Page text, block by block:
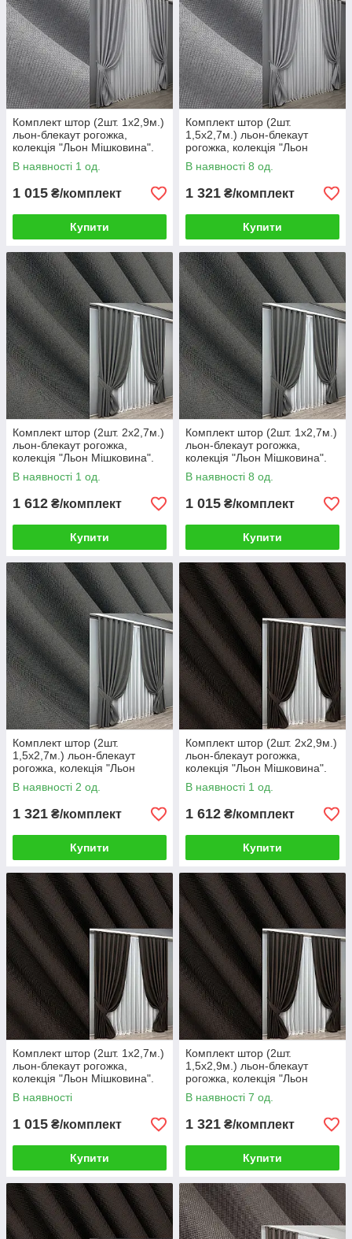
Комплект штор (2шт. 1х2,9м.)
льон-блекаут рогожка,
колекція "Льон Мішковина".
Колір сірий. Код 1397ш 31-
0084
В наявності 1 од.
1 015 ₴/комплект
Купити
Комплект штор (2шт.
1,5х2,7м.) льон-блекаут
рогожка, колекція "Льон
Мішковина". Колір сірий. Код
1397ш 33-0267
В наявності 8 од.
1 321 ₴/комплект
Купити
Комплект штор (2шт. 2х2,7м.)
льон-блекаут рогожка,
колекція "Льон Мішковина".
Колір сірий. Код 1220ш 32-
297
В наявності 1 од.
1 612 ₴/комплект
Купити
Комплект штор (2шт. 1х2,7м.)
льон-блекаут рогожка,
колекція "Льон Мішковина".
Колір сірий. Код 1220ш 31-
481
В наявності 8 од.
1 015 ₴/комплект
Купити
Комплект штор (2шт.
1,5х2,7м.) льон-блекаут
рогожка, колекція "Льон
Мішковина". Колір сірий. Код
1220ш 33-0038
В наявності 2 од.
1 321 ₴/комплект
Купити
Комплект штор (2шт. 2х2,9м.)
льон-блекаут рогожка,
колекція "Льон Мішковина".
Колір венге. Код 1180ш 32-
459
В наявності 1 од.
1 612 ₴/комплект
Купити
Комплект штор (2шт. 1х2,7м.)
льон-блекаут рогожка,
колекція "Льон Мішковина".
Колір венге. Код 1180ш 31-
450
В наявності
1 015 ₴/комплект
Купити
Комплект штор (2шт.
1,5х2,9м.) льон-блекаут
рогожка, колекція "Льон
Мішковина". Колір венге. Код
1180ш 33-1291
В наявності 7 од.
1 321 ₴/комплект
Купити